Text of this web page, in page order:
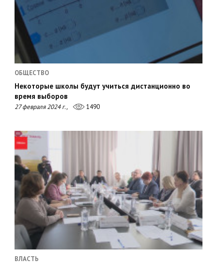
ОБЩЕСТВО
Некоторые школы будут учиться дистанционно во
время выборов
27 февраля 2024 г., 1490
ВЛАСТЬ